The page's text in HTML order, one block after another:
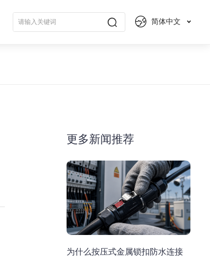
简体中文
更多新闻推荐
为什么按压式金属锁扣防水连接